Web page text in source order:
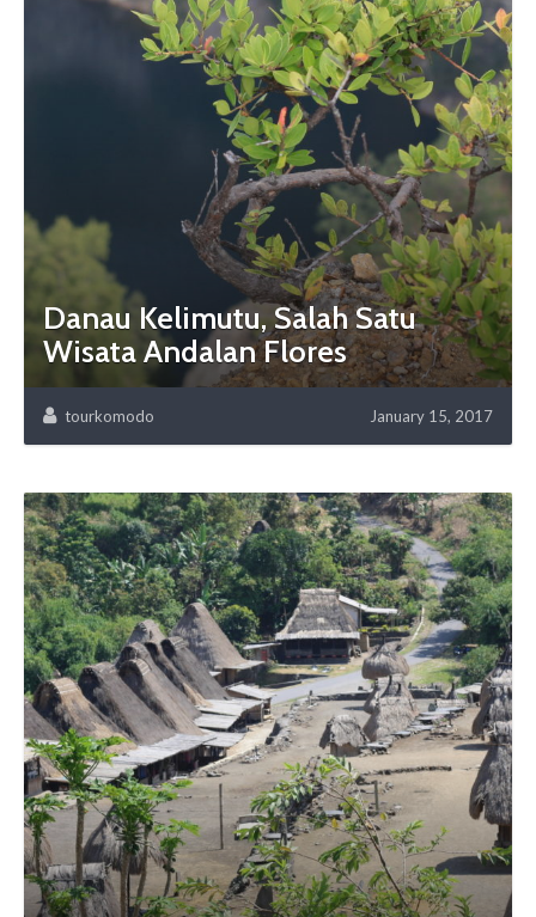
Danau Kelimutu, Salah Satu
Wisata Andalan Flores
tourkomodo January 15, 2017